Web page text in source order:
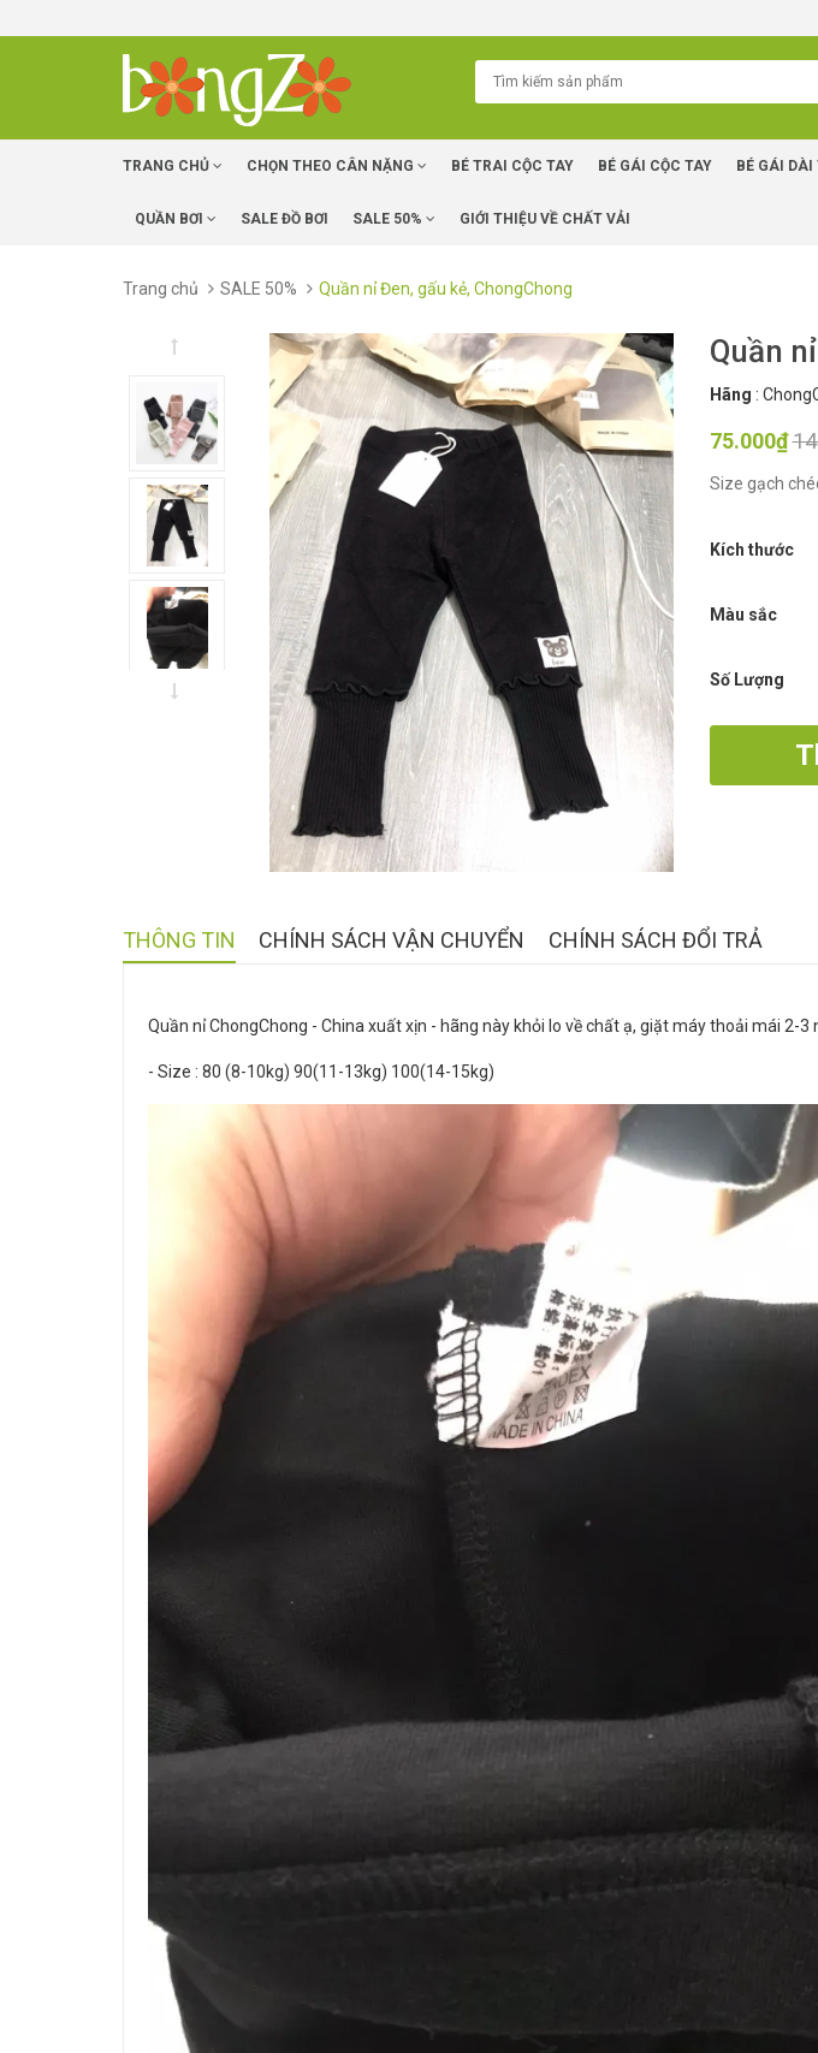
TRANG CHỦ CHỌN THEO CÂN NẶNG BÉ TRAI CỘC TAY BÉ GÁI CỘC TAY BÉ GÁI DÀI
QUẦN BƠI SALE ĐỒ BƠI SALE 50% GIỚI THIỆU VỀ CHẤT VẢI
Trang chủ SALE 50% Quần nỉ Đen, gấu kẻ, ChongChong
Quần
Hãng :
75.000₫
Size gạch
Kích thước
Màu sắc
Số Lượng
THÔNG TIN CHÍNH SÁCH VẬN CHUYỂN CHÍNH SÁCH ĐỔI TRẢ
Quần nỉ ChongChong - China xuất xịn - hãng này khỏi lo về chất ạ, giặt máy thoải mái 2-3
- Size : 80 (8-10kg) 90(11-13kg) 100(14-15kg)